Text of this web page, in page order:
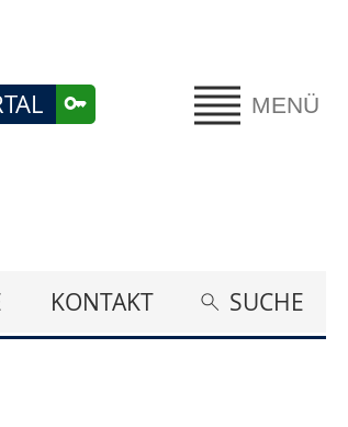
MENÜ
KONTAKT SUCHE